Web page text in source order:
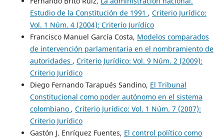
Estudio de la Constitución de 1991 , Criterio Jurídico:
Vol. 1 Núm. 4 (2004): Criterio Jurídico
Francisco Manuel García Costa, Modelos comparados
de intervención parlamentaria en el nombramiento de
autoridades , Criterio Jurídico: Vol. 9 Núm. 2 (2009):
Criterio Jurídico
Diego Fernando Tarapués Sandino, El Tribunal
Constitucional como poder autónomo en el sistema
colombiano , Criterio Jurídico: Vol. 1 Núm. 7 (2007):
Criterio Jurídico
Gastón J. Enríquez Fuentes, El control político como